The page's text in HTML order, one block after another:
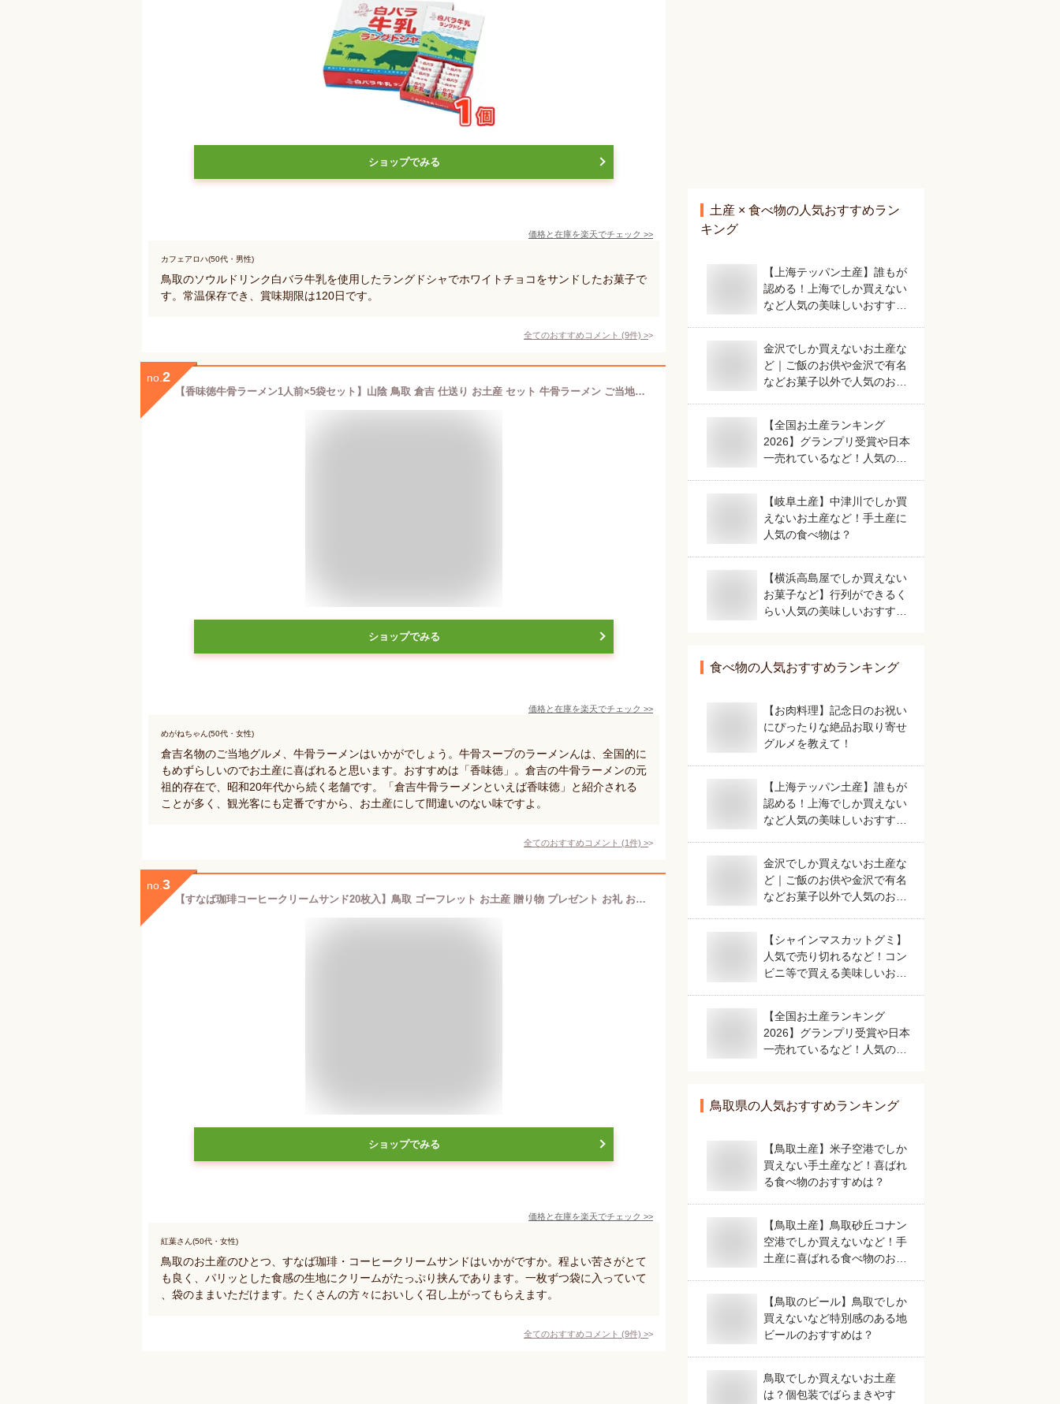
ショップでみる
価格と在庫を楽天でチェック >>
カフェアロハ(50代・男性)
鳥取のソウルドリンク白バラ牛乳を使用したラングドシャでホワイトチョコをサンドしたお菓子で
す。常温保存でき、賞味期限は120日です。
全てのおすすめコメント (9件) >
no. 2
【香味徳牛骨ラーメン1人前×5袋セット】山陰 鳥取 倉吉 仕送り お土産 セット 牛骨ラーメン ご当地ラーメン
ショップでみる
価格と在庫を楽天でチェック >>
めがねちゃん(50代・女性)
倉吉名物のご当地グルメ、牛骨ラーメンはいかがでしょう。牛骨スープのラーメンんは、全国的に
もめずらしいのでお土産に喜ばれると思います。おすすめは「香味徳」。倉吉の牛骨ラーメンの元
祖的存在で、昭和20年代から続く老舗です。「倉吉牛骨ラーメンといえば香味徳」と紹介される
ことが多く、観光客にも定番ですから、お土産にして間違いのない味ですよ。
全てのおすすめコメント (1件) >
no. 3
【すなば珈琲コーヒークリームサンド20枚入】鳥取 ゴーフレット お土産 贈り物 プレゼント お礼 お返し 内祝 山陰 お菓子 すなば珈琲
ショップでみる
価格と在庫を楽天でチェック >>
紅葉さん(50代・女性)
鳥取のお土産のひとつ、すなば珈琲・コーヒークリームサンドはいかがですか。程よい苦さがとて
も良く、パリッとした食感の生地にクリームがたっぷり挟んであります。一枚ずつ袋に入っていて
、袋のままいただけます。たくさんの方々においしく召し上がってもらえます。
全てのおすすめコメント (9件) >
土産 × 食べ物の人気おすすめラン
キング
【上海テッパン土産】誰もが
認める！上海でしか買えない
など人気の美味しいおすすめ
金沢でしか買えないお土産な
ど｜ご飯のお供や金沢で有名
などお菓子以外で人気のおす
【全国お土産ランキング
2026】グランプリ受賞や日本
一売れているなど！人気のご
【岐阜土産】中津川でしか買
えないお土産など！手土産に
人気の食べ物は？
【横浜高島屋でしか買えない
お菓子など】行列ができるく
らい人気の美味しいおすすめ
食べ物の人気おすすめランキング
【お肉料理】記念日のお祝い
にぴったりな絶品お取り寄せ
グルメを教えて！
【上海テッパン土産】誰もが
認める！上海でしか買えない
など人気の美味しいおすすめ
金沢でしか買えないお土産な
ど｜ご飯のお供や金沢で有名
などお菓子以外で人気のおす
【シャインマスカットグミ】
人気で売り切れるなど！コン
ビニ等で買える美味しいおす
【全国お土産ランキング
2026】グランプリ受賞や日本
一売れているなど！人気のご
鳥取県の人気おすすめランキング
【鳥取土産】米子空港でしか
買えない手土産など！喜ばれ
る食べ物のおすすめは？
【鳥取土産】鳥取砂丘コナン
空港でしか買えないなど！手
土産に喜ばれる食べ物のおす
【鳥取のビール】鳥取でしか
買えないなど特別感のある地
ビールのおすすめは？
鳥取でしか買えないお土産
は？個包装でばらまきやす